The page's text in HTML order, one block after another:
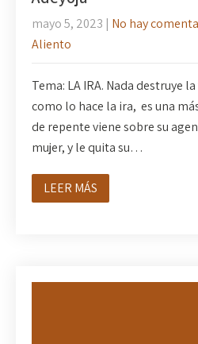
mayo 5, 2023 | No hay
Aliento
Tema: LA IRA. Nada destruye
como lo hace la ira, es una
de repente viene sobre su
mujer, y le quita su…
LEER MÁS